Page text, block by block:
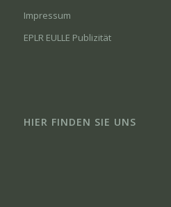
Impressum
EPLR EULLE Publizität
HIER FINDEN SIE UNS